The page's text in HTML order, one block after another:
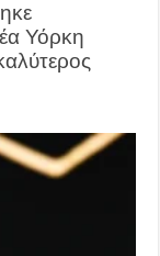
Υόρκη